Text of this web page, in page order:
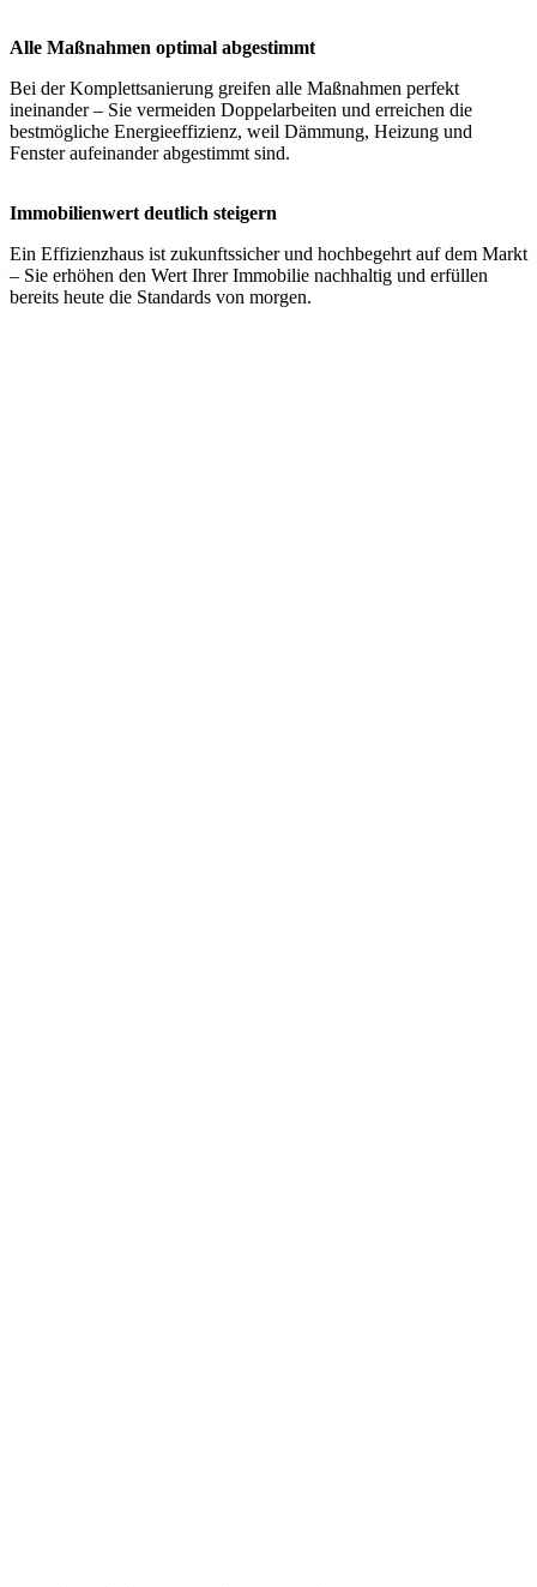
Alle Maßnahmen optimal abgestimmt
Bei der Komplettsanierung greifen alle Maßnahmen perfekt
ineinander – Sie vermeiden Doppelarbeiten und erreichen die
bestmögliche Energieeffizienz, weil Dämmung, Heizung und
Fenster aufeinander abgestimmt sind.
Immobilienwert deutlich steigern
Ein Effizienzhaus ist zukunftssicher und hochbegehrt auf dem Markt
– Sie erhöhen den Wert Ihrer Immobilie nachhaltig und erfüllen
bereits heute die Standards von morgen.